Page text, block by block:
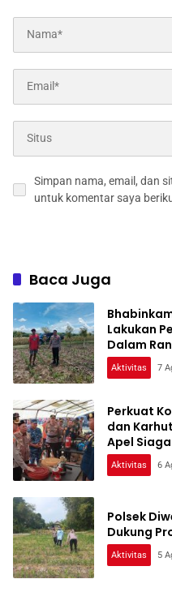
Simpan nama, email, dan
untuk komentar saya
Baca Juga
Lakukan
Dalam
Pangan
Aktivitas 7
Perkuat
dan
Apel
Aktivitas 6
Polsek
Dukung
Aktivitas 5